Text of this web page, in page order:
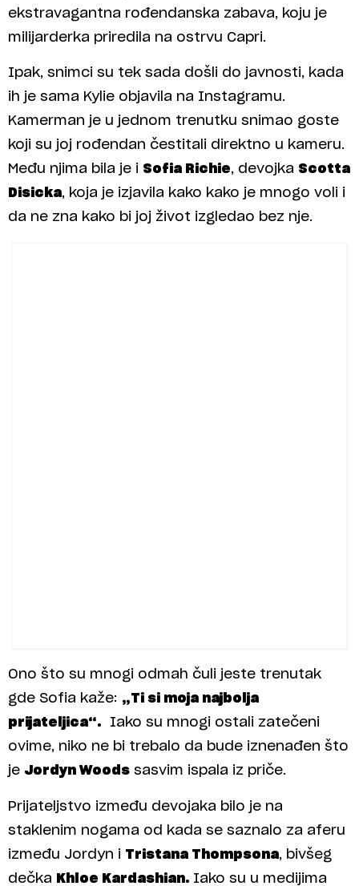
ekstravagantna rođendanska zabava, koju je
milijarderka priredila na ostrvu Capri.
Ipak, snimci su tek sada došli do javnosti, kada
ih je sama Kylie objavila na Instagramu.
Kamerman je u jednom trenutku snimao goste
koji su joj rođendan čestitali direktno u kameru.
Među njima bila je i Sofia Richie, devojka Scotta
Disicka, koja je izjavila kako kako je mnogo voli i
da ne zna kako bi joj život izgledao bez nje.
Ono što su mnogi odmah čuli jeste trenutak
gde Sofia kaže: „Ti si moja najbolja
prijateljica“. Iako su mnogi ostali zatečeni
ovime, niko ne bi trebalo da bude iznenađen što
je Jordyn Woods sasvim ispala iz priče.
Prijateljstvo između devojaka bilo je na
staklenim nogama od kada se saznalo za aferu
između Jordyn i Tristana Thompsona, bivšeg
dečka Khloe Kardashian. Iako su u medijima